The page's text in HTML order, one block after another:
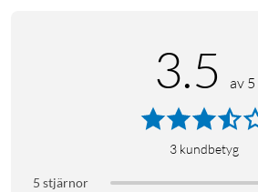
på 12 MP har stöd för HDR-video.
Batteriet på 5000 mAh räcker i upp till
användning. Med 45 W snabbladdning
3.5 av 5
3 kundbetyg
5 stjärnor